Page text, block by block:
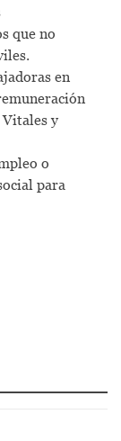
que no
en
y
o
para